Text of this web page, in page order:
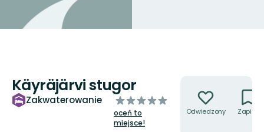
Käyräjärvi stugor
Zakwaterowanie
z
5
gwiazdek
oceń to
miejsce!
Odwiedzony Zapisz